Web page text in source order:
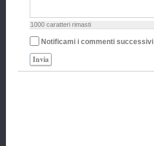
1000 caratteri rimasti
Notificami i commenti successivi
Invia